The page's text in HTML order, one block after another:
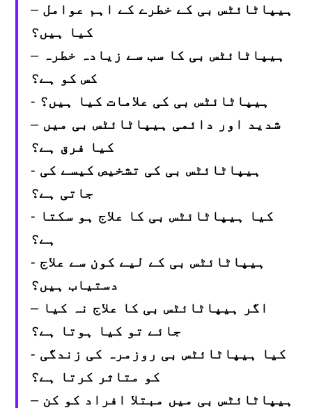
– ہیپاٹائٹس بی کے خطرے کے اہم عوامل
کیا ہیں؟
– ہیپاٹائٹس بی کا سب سے زیادہ خطرہ
کس کو ہے؟
- ہیپاٹائٹس بی کی علامات کیا ہیں؟
– شدید اور دائمی ہیپاٹائٹس بی میں
کیا فرق ہے؟
- ہیپاٹائٹس بی کی تشخیص کیسے کی
جاتی ہے؟
- کیا ہیپاٹائٹس بی کا علاج ہو سکتا
ہے؟
- ہیپاٹائٹس بی کے لیے کون سے علاج
دستیاب ہیں؟
– اگر ہیپاٹائٹس بی کا علاج نہ کیا
جائے تو کیا ہوتا ہے؟
- کیا ہیپاٹائٹس بی روزمرہ کی زندگی
کو متاثر کرتا ہے؟
– ہیپاٹائٹس بی میں مبتلا افراد کو کن